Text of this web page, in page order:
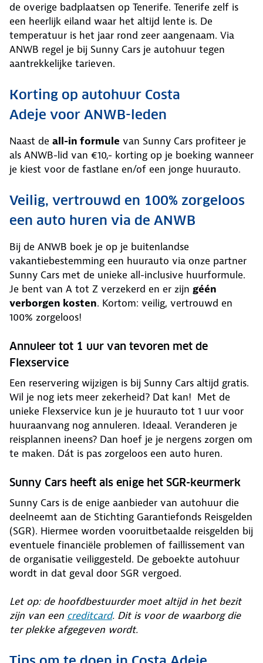
de overige badplaatsen op Tenerife. Tenerife zelf is
een heerlijk eiland waar het altijd lente is. De
temperatuur is het jaar rond zeer aangenaam. Via
ANWB regel je bij Sunny Cars je autohuur tegen
aantrekkelijke tarieven.
Korting op autohuur Costa
Adeje voor ANWB-leden
Naast de all-in formule van Sunny Cars profiteer je
als ANWB-lid van €10,- korting op je boeking wanneer
je kiest voor de fastlane en/of een jonge huurauto.
Veilig, vertrouwd en 100% zorgeloos
een auto huren via de ANWB
Bij de ANWB boek je op je buitenlandse
vakantiebestemming een huurauto via onze partner
Sunny Cars met de unieke all-inclusive huurformule.
Je bent van A tot Z verzekerd en er zijn géén
verborgen kosten. Kortom: veilig, vertrouwd en
100% zorgeloos!
Annuleer tot 1 uur van tevoren met de
Flexservice
Een reservering wijzigen is bij Sunny Cars altijd gratis.
Wil je nog iets meer zekerheid? Dat kan! Met de
unieke Flexservice kun je je huurauto tot 1 uur voor
huuraanvang nog annuleren. Ideaal. Veranderen je
reisplannen ineens? Dan hoef je je nergens zorgen om
te maken. Dát is pas zorgeloos een auto huren.
Sunny Cars heeft als enige het SGR-keurmerk
Sunny Cars is de enige aanbieder van autohuur die
deelneemt aan de Stichting Garantiefonds Reisgelden
(SGR). Hiermee worden vooruitbetaalde reisgelden bij
eventuele financiële problemen of faillissement van
de organisatie veiliggesteld. De geboekte autohuur
wordt in dat geval door SGR vergoed.
Let op: de hoofdbestuurder moet altijd in het bezit
zijn van een creditcard. Dit is voor de waarborg die
ter plekke afgegeven wordt.